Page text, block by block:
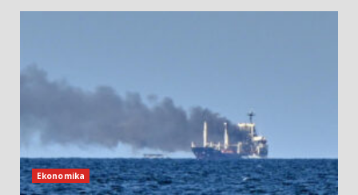
Ekonomika